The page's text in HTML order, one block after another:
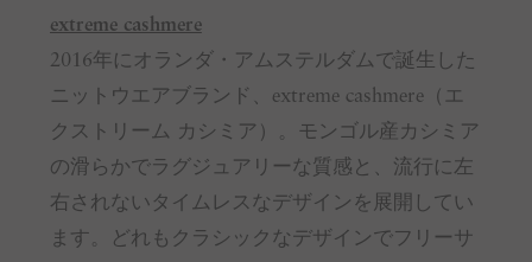
extreme cashmere
2016年にオランダ・アムステルダムで誕生した
ニットウエアブランド、extreme cashmere（エ
クストリーム カシミア）。モンゴル産カシミア
の滑らかでラグジュアリーな質感と、流行に左
右されないタイムレスなデザインを展開してい
ます。どれもクラシックなデザインでフリーサ